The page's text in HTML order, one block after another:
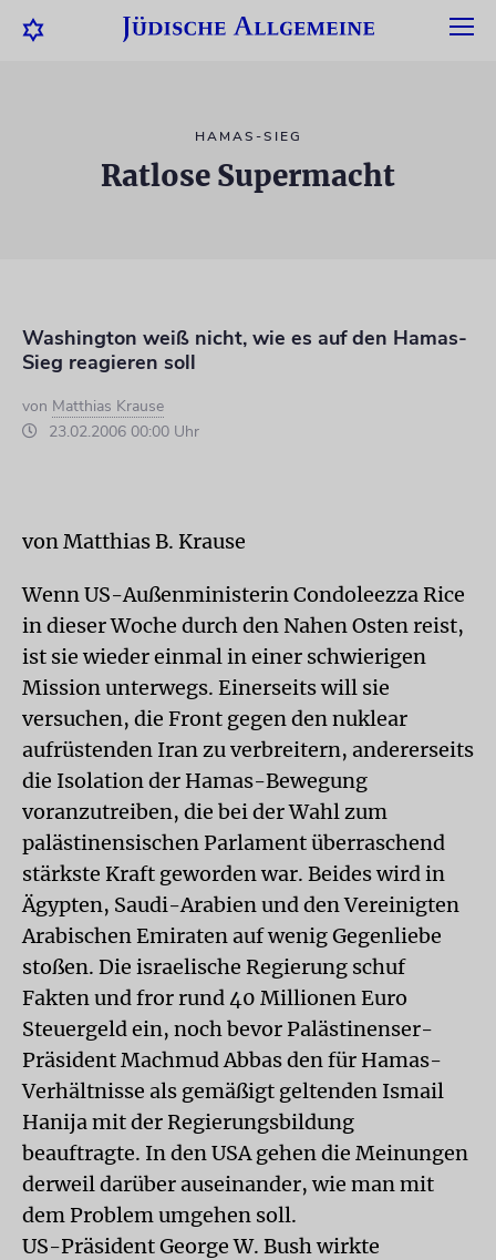
HAMAS-SIEG
Ratlose Supermacht
Washington weiß nicht, wie es auf den Hamas-
Sieg reagieren soll
von Matthias Krause
23.02.2006 00:00 Uhr
von Matthias B. Krause
Wenn US-Außenministerin Condoleezza Rice
in dieser Woche durch den Nahen Osten reist,
ist sie wieder einmal in einer schwierigen
Mission unterwegs. Einerseits will sie
versuchen, die Front gegen den nuklear
aufrüstenden Iran zu verbreitern, andererseits
die Isolation der Hamas-Bewegung
voranzutreiben, die bei der Wahl zum
palästinensischen Parlament überraschend
stärkste Kraft geworden war. Beides wird in
Ägypten, Saudi-Arabien und den Vereinigten
Arabischen Emiraten auf wenig Gegenliebe
stoßen. Die israelische Regierung schuf
Fakten und fror rund 40 Millionen Euro
Steuergeld ein, noch bevor Palästinenser-
Präsident Machmud Abbas den für Hamas-
Verhältnisse als gemäßigt geltenden Ismail
Hanija mit der Regierungsbildung
beauftragte. In den USA gehen die Meinungen
derweil darüber auseinander, wie man mit
dem Problem umgehen soll.
US-Präsident George W. Bush wirkte